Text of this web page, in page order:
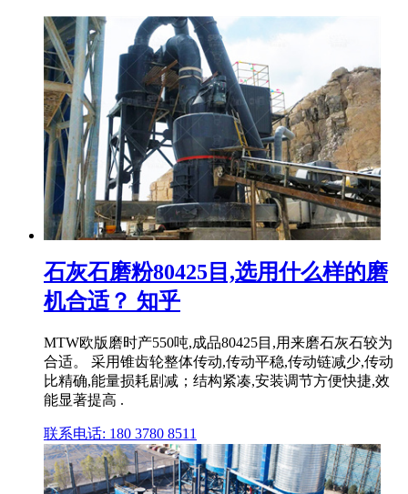
石灰石磨粉80425目,选用什么样的磨
机合适？ 知乎
MTW欧版磨时产550吨,成品80425目,用来磨石灰石较为
合适。 采用锥齿轮整体传动,传动平稳,传动链减少,传动
比精确,能量损耗剧减；结构紧凑,安装调节方便快捷,效
能显著提高 .
联系电话: 180 3780 8511